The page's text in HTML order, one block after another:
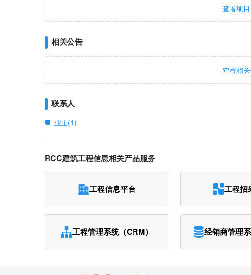
查看项
相关公告
查看相
联系人
业主(1)
RCC建筑工程信息相关产品服务
工程信息平台 工程招
工程管理系统（CRM） 经销商管理